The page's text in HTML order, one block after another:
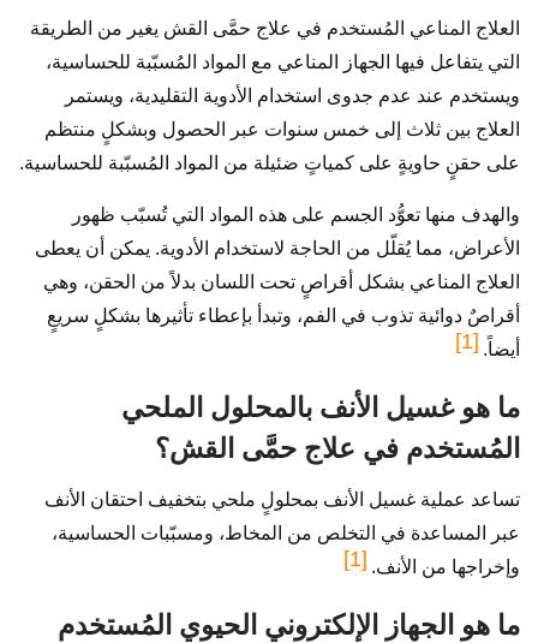
العلاج المناعي المُستخدم في علاج حمَّى القش يغير من الطريقة
التي يتفاعل فيها الجهاز المناعي مع المواد المُسبّبة للحساسية،
ويستخدم عند عدم جدوى استخدام الأدوية التقليدية، ويستمر
العلاج بين ثلاث إلى خمس سنوات عبر الحصول وبشكلٍ منتظم
على حقنٍ حاويةٍ على كمياتٍ ضئيلة من المواد المُسبّبة للحساسية.
والهدف منها تعوُّد الجسم على هذه المواد التي تُسبّب ظهور
الأعراض، مما يُقلّل من الحاجة لاستخدام الأدوية. يمكن أن يعطى
العلاج المناعي بشكل أقراصٍ تحت اللسان بدلاً من الحقن، وهي
أقراصٌ دوائية تذوب في الفم، وتبدأ بإعطاء تأثيرها بشكلٍ سريعٍ
أيضاً. [1]
ما هو غسيل الأنف بالمحلول الملحي
المُستخدم في علاج حمَّى القش؟
تساعد عملية غسيل الأنف بمحلولٍ ملحي بتخفيف احتقان الأنف
عبر المساعدة في التخلص من المخاط، ومسبّبات الحساسية،
وإخراجها من الأنف. [1]
ما هو الجهاز الإلكتروني الحيوي المُستخدم